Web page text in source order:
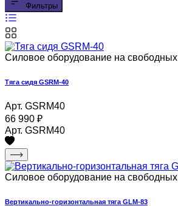
Фильтры
Силовое оборудование на
Тяга сидя GSRM-40
Арт. GSRM40
66 990 ₽
Арт. GSRM40
Силовое оборудование на
Вертикально-горизонтальная тяга GLM-83